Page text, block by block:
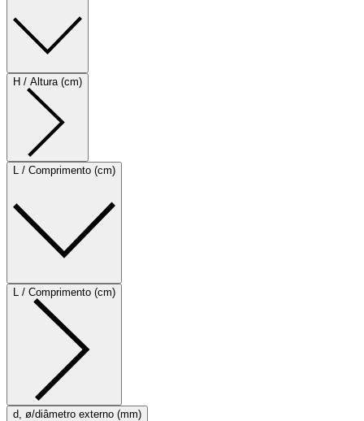
H / Altura (cm)
L / Comprimento (cm)
L / Comprimento (cm)
d, ø/diâmetro externo (mm)